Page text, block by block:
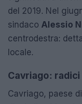
del 2019. Nel
sindaco Alessio
centrodestra:
locale.
Cavriago:
Cavriago, paese